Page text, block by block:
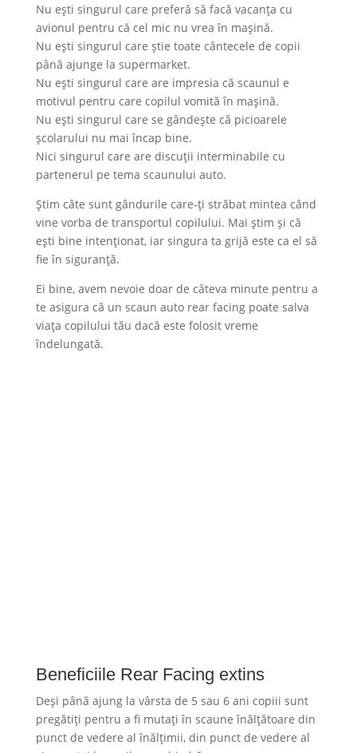
Nu ești singurul care preferă să facă vacanța cu
avionul pentru că cel mic nu vrea în mașină.
Nu ești singurul care știe toate cântecele de copii
până ajunge la supermarket.
Nu ești singurul care are impresia că scaunul e
motivul pentru care copilul vomită în mașină.
Nu ești singurul care se gândește că picioarele
școlarului nu mai încap bine.
Nici singurul care are discuții interminabile cu
partenerul pe tema scaunului auto.
Știm câte sunt gândurile care-ți străbat mintea când
vine vorba de transportul copilului. Mai știm și că
ești bine intenționat, iar singura ta grijă este ca el să
fie în siguranță.
Ei bine, avem nevoie doar de câteva minute pentru a
te asigura că un scaun auto rear facing poate salva
viața copilului tău dacă este folosit vreme
îndelungată.
Beneficiile Rear Facing extins
Deși până ajung la vârsta de 5 sau 6 ani copiii sunt
pregătiți pentru a fi mutați în scaune înălțătoare din
punct de vedere al înălțimii, din punct de vedere al